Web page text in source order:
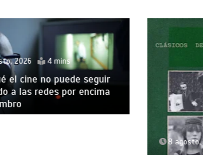
2026 4 mins
el cine no puede seguir
a las redes por encima
8 agosto,